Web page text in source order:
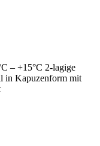
– +15°C 2-lagige
in Kapuzenform mit